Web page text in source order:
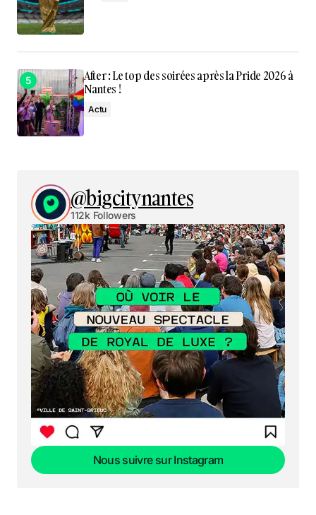
After : Le top des soirées après la Pride 2026 à
Nantes !
Actu
@bigcitynantes
112k Followers
Nous suivre sur Instagram